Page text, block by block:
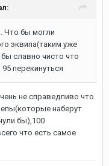
Что бы могли
эквипа(таким уже
славно чисто что
перекинуться
не справедливо что
наберут
бы),100
что есть самое